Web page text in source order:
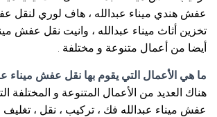
عفش هندي ميناء عبدالله ، هاف لوري لنقل
تخزين أثاث ميناء عبدالله ، وانيت نقل عفش
أيضا من أعمال متنوعة و مختلفة .
ما هي الأعمال التي يقوم بها نقل عفش ميناء
هناك العديد من الأعمال المتنوعة و المختلفة
عفش ميناء عبدالله فك ، تركيب ، نقل ، تغليف